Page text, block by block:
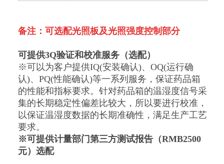
备注：可选配光照板及光照强度控制部分
可提供3Q验证和校准服务（选配）
※可以为客户提供IQ(安装确认)、OQ(运行确
认)、PQ(性能确认)等一系列服务，保证药品箱
的性能和指标要求。针对药品箱的温湿度信号采
集的长期稳定性偏差比较大，所以要进行校准，
以保证温湿度数据的长期准确性，满足生产工艺
要求。
※可提供计量部门第三方测试报告（RMB2500
元）选配